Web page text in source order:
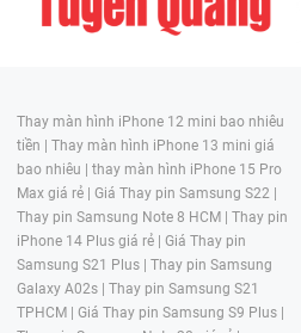
Thay màn hình iPhone 12 mini bao nhiêu
tiền | Thay màn hình iPhone 13 mini giá
bao nhiêu | thay màn hình iPhone 15 Pro
Max giá rẻ | Giá Thay pin Samsung S22 |
Thay pin Samsung Note 8 HCM | Thay pin
iPhone 14 Plus giá rẻ | Giá Thay pin
Samsung S21 Plus | Thay pin Samsung
Galaxy A02s | Thay pin Samsung S21
TPHCM | Giá Thay pin Samsung S9 Plus |